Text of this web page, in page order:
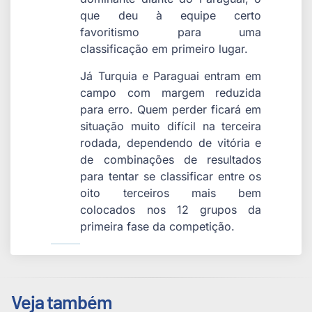
que deu à equipe certo
favoritismo para uma
classificação em primeiro lugar.
Já Turquia e Paraguai entram em
campo com margem reduzida
para erro. Quem perder ficará em
situação muito difícil na terceira
rodada, dependendo de vitória e
de combinações de resultados
para tentar se classificar entre os
oito terceiros mais bem
colocados nos 12 grupos da
primeira fase da competição.
Veja também